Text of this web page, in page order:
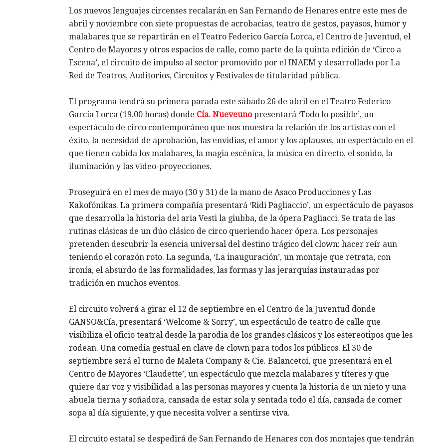
Los nuevos lenguajes circenses recalarán en San Fernando de Henares entre este mes de
abril y noviembre con siete propuestas de acrobacias, teatro de gestos, payasos, humor y
malabares que se repartirán en el Teatro Federico García Lorca, el Centro de Juventud, el
Centro de Mayores y otros espacios de calle, como parte de la quinta edición de ‘Circo a
Escena’, el circuito de impulso al sector promovido por el INAEM y desarrollado por La
Red de Teatros, Auditorios, Circuitos y Festivales de titularidad pública.
El programa tendrá su primera parada este sábado 26 de abril en el Teatro Federico
García Lorca (19.00 horas) donde Cía. Nueveuno presentará ‘Todo lo posible’, un
espectáculo de circo contemporáneo que nos muestra la relación de los artistas con el
éxito, la necesidad de aprobación, las envidias, el amor y los aplausos, un espectáculo en el
que tienen cabida los malabares, la magia escénica, la música en directo, el sonido, la
iluminación y las video-proyecciones.
Proseguirá en el mes de mayo (30 y 31) de la mano de Asaco Producciones y Las
Kakofónikas. La primera compañía presentará ‘Ridi Pagliaccio’, un espectáculo de payasos
que desarrolla la historia del aria Vesti la giubba, de la ópera Pagliacci. Se trata de las
rutinas clásicas de un dúo clásico de circo queriendo hacer ópera. Los personajes
pretenden descubrir la esencia universal del destino trágico del clown: hacer reír aun
teniendo el corazón roto. La segunda, ‘La inauguración’, un montaje que retrata, con
ironía, el absurdo de las formalidades, las formas y las jerarquías instauradas por
tradición en muchos eventos.
El circuito volverá a girar el 12 de septiembre en el Centro de la Juventud donde
GANSO&Cía, presentará ‘Welcome & Sorry’, un espectáculo de teatro de calle que
visibiliza el oficio teatral desde la parodia de los grandes clásicos y los estereotipos que les
rodean. Una comedia gestual en clave de clown para todos los públicos. El 30 de
septiembre será el turno de Maleta Company & Cie. Balancetoi, que presentará en el
Centro de Mayores ‘Claudette’, un espectáculo que mezcla malabares y títeres y que
quiere dar voz y visibilidad a las personas mayores y cuenta la historia de un nieto y una
abuela tierna y soñadora, cansada de estar sola y sentada todo el día, cansada de comer
sopa al día siguiente, y que necesita volver a sentirse viva.
El circuito estatal se despedirá de San Fernando de Henares con dos montajes que tendrán